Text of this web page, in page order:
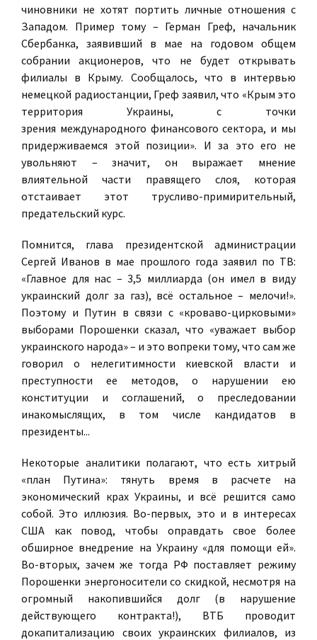
чиновники не хотят портить личные отношения с
Западом. Пример тому – Герман Греф, начальник
Сбербанка, заявивший в мае на годовом общем
собрании акционеров, что не будет открывать
филиалы в Крыму. Сообщалось, что в интервью
немецкой радиостанции, Греф заявил, что «Крым это
территория Украины, с точки
зрения международного финансового сектора, и мы
придерживаемся этой позиции». И за это его не
увольняют – значит, он выражает мнение
влиятельной части правящего слоя, которая
отстаивает этот трусливо-примирительный,
предательский курс.
Помнится, глава президентской администрации
Сергей Иванов в мае прошлого года заявил по ТВ:
«Главное для нас – 3,5 миллиарда (он имел в виду
украинский долг за газ), всё остальное – мелочи!».
Поэтому и Путин в связи с «кроваво-цирковыми»
выборами Порошенки сказал, что «уважает выбор
украинского народа» – и это вопреки тому, что сам же
говорил о нелегитимности киевской власти и
преступности ее методов, о нарушении ею
конституции и соглашений, о преследовании
инакомыслящих, в том числе кандидатов в
президенты...
Некоторые аналитики полагают, что есть хитрый
«план Путина»: тянуть время в расчете на
экономический крах Украины, и всё решится само
собой. Это иллюзия. Во-первых, это и в интересах
США как повод, чтобы оправдать свое более
обширное внедрение на Украину «для помощи ей».
Во-вторых, зачем же тогда РФ поставляет режиму
Порошенки энергоносители со скидкой, несмотря на
огромный накопившийся долг (в нарушение
действующего контракта!), ВТБ проводит
докапитализацию своих украинских филиалов, из